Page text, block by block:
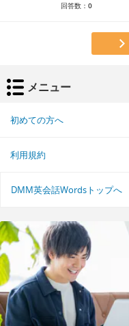
回答数： 0
メニュー
初めての方へ
利用規約
DMM英会話Wordsトップへ